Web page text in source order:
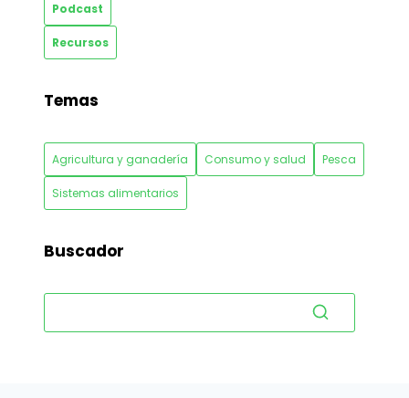
Podcast
Recursos
Temas
Agricultura y ganadería Consumo y salud Pesca
Sistemas alimentarios
Buscador